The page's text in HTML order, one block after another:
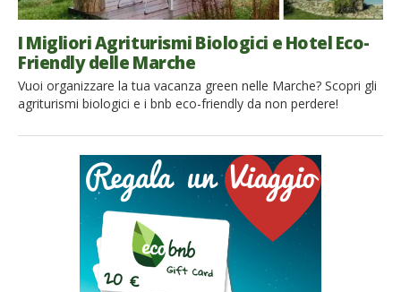
I Migliori Agriturismi Biologici e Hotel Eco-
Friendly delle Marche
Vuoi organizzare la tua vacanza green nelle Marche? Scopri gli
agriturismi biologici e i bnb eco-friendly da non perdere!
quando viaggiamo. Se cerchi una vacanza immersa nella
natura le Marche sono una destinazione ideale: in questa
regione troverai infatti luoghi ameni e incontaminati, scogliere
a picco sul mare, paesaggi […]